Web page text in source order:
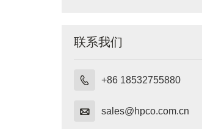
联系我们
 +86 18532755880
 sales@hpco.com.cn